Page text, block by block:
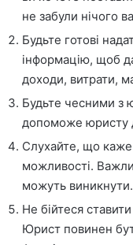
не забули нічого
Будьте готові
інформацію, щоб
доходи, витрати,
Будьте чесними з
допоможе юристу
Слухайте, що
можливості.
можуть виникнути.
Не бійтеся
Юрист повинен